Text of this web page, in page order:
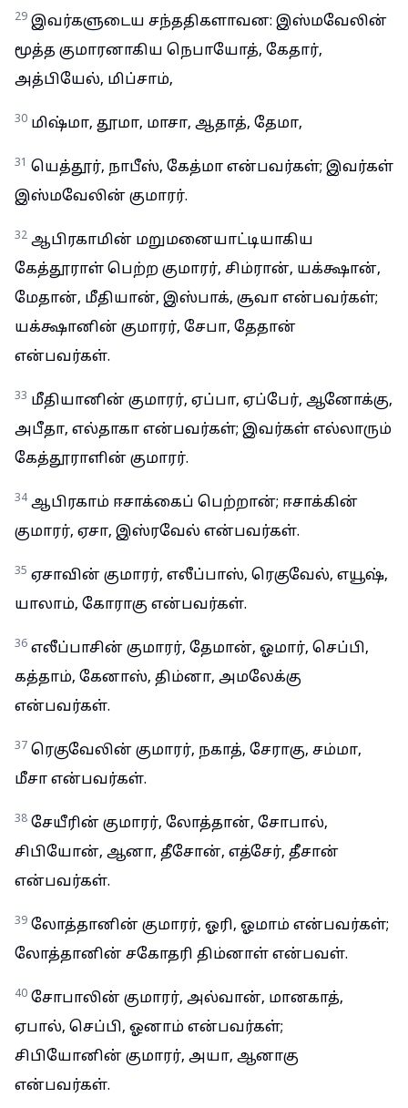
29 இவர்களுடைய சந்ததிகளாவன: இஸ்மவேலின்
மூத்த குமாரனாகிய நெபாயோத், கேதார்,
அத்பியேல், மிப்சாம்,
30 மிஷ்மா, தூமா, மாசா, ஆதாத், தேமா,
31 யெத்தூர், நாபீஸ், கேத்மா என்பவர்கள்; இவர்கள்
இஸ்மவேலின் குமாரர்.
32 ஆபிரகாமின் மறுமனையாட்டியாகிய
கேத்தூராள் பெற்ற குமாரர், சிம்ரான், யக்க்ஷான்,
மேதான், மீதியான், இஸ்பாக், சூவா என்பவர்கள்;
யக்க்ஷானின் குமாரர், சேபா, தேதான்
என்பவர்கள்.
33 மீதியானின் குமாரர், ஏப்பா, ஏப்பேர், ஆனோக்கு,
அபீதா, எல்தாகா என்பவர்கள்; இவர்கள் எல்லாரும்
கேத்தூராளின் குமாரர்.
34 ஆபிரகாம் ஈசாக்கைப் பெற்றான்; ஈசாக்கின்
குமாரர், ஏசா, இஸ்ரவேல் என்பவர்கள்.
35 ஏசாவின் குமாரர், எலீப்பாஸ், ரெகுவேல், எயூஷ்,
யாலாம், கோராகு என்பவர்கள்.
36 எலீப்பாசின் குமாரர், தேமான், ஓமார், செப்பி,
கத்தாம், கேனாஸ், திம்னா, அமலேக்கு
என்பவர்கள்.
37 ரெகுவேலின் குமாரர், நகாத், சேராகு, சம்மா,
மீசா என்பவர்கள்.
38 சேயீரின் குமாரர், லோத்தான், சோபால்,
சிபியோன், ஆனா, தீசோன், எத்சேர், தீசான்
என்பவர்கள்.
39 லோத்தானின் குமாரர், ஓரி, ஓமாம் என்பவர்கள்;
லோத்தானின் சகோதரி திம்னாள் என்பவள்.
40 சோபாலின் குமாரர், அல்வான், மானகாத்,
ஏபால், செப்பி, ஓனாம் என்பவர்கள்;
சிபியோனின் குமாரர், அயா, ஆனாகு
என்பவர்கள்.